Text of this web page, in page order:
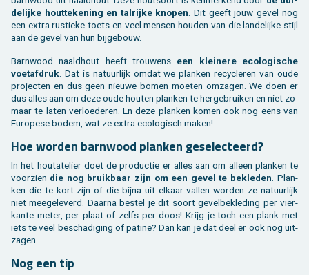
de­lij­ke hout­te­ke­ning en tal­rij­ke kno­pen . Dit geeft jouw gevel nog
een extra rus­tie­ke toets en veel men­sen hou­den van die lan­de­lij­ke stijl
aan de gevel van hun bij­ge­bouw.
Barn­wood naald­hout heeft trou­wens een klei­ne­re eco­lo­gi­sche
voet­af­druk . Dat is na­tuur­lijk omdat we plan­ken re­cy­cle­ren van oude
pro­jec­ten en dus geen nieu­we bomen moe­ten om­za­gen. We doen er
dus alles aan om deze oude hou­ten plan­ken te her­ge­brui­ken en niet zo­
maar te laten ver­loe­de­ren. En deze plan­ken komen ook nog eens van
Eu­ro­pe­se bodem, wat ze extra eco­lo­gisch maken!
Hoe wor­den barn­wood plan­ken ge­se­lec­teerd?
In het houta­te­lier doet de pro­duc­tie er alles aan om al­leen plan­ken te
voor­zien die nog bruik­baar zijn om een gevel te be­kle­den . Plan­
ken die te kort zijn of die bijna uit el­kaar val­len wor­den ze na­tuur­lijk
niet mee­ge­le­verd. Daar­na be­stel je dit soort ge­vel­be­kle­ding per vier­
kan­te meter, per plaat of zelfs per doos! Krijg je toch een plank met
iets te veel be­scha­di­ging of pa­ti­ne? Dan kan je dat deel er ook nog uit­
za­gen.
Nog een tip